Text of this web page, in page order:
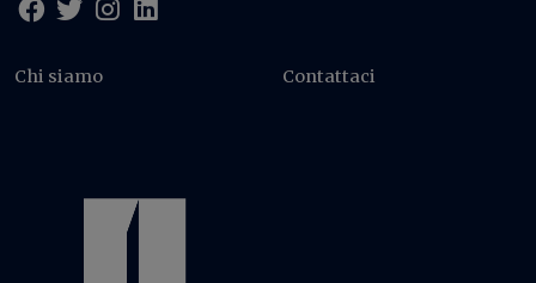
Chi siamo Contattaci